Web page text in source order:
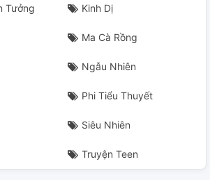
Tưởng Kinh Dị
Ma Cà Rồng
Ngẫu Nhiên
Phi Tiểu Thuyết
Siêu Nhiên
Truyện Teen